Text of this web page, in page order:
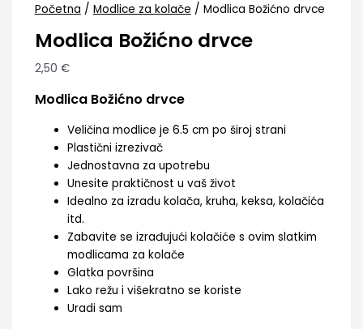
Početna / Modlice za kolače / Modlica Božićno drvce
Modlica Božićno drvce
2,50 €
Modlica Božićno drvce
Veličina modlice je 6.5 cm po široj strani
Plastični izrezivač
Jednostavna za upotrebu
Unesite praktičnost u vaš život
Idealno za izradu kolača, kruha, keksa, kolačića
itd.
Zabavite se izrađujući kolačiće s ovim slatkim
modlicama za kolače
Glatka površina
Lako režu i višekratno se koriste
Uradi sam